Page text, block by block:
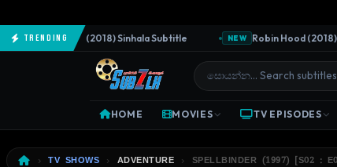
Trending
The Predator (2018) Sinhala Subtitle NEW Robin Hood (2018)
HOME MOVIES TV EPISODES
TV SHOWS ADVENTURE SPELLBINDER (1997) [S02 :